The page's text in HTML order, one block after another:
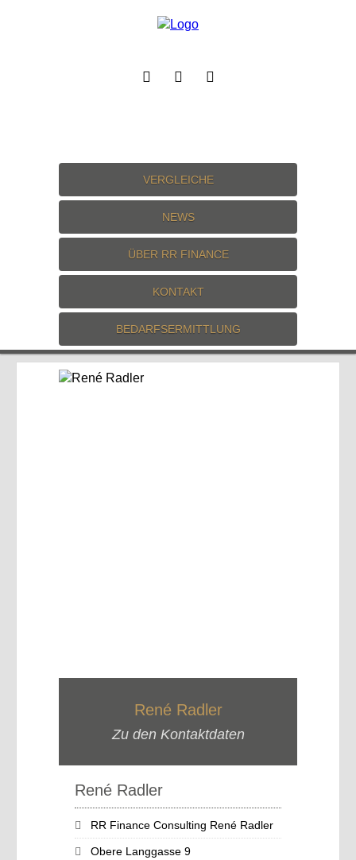
VERGLEICHE
NEWS
ÜBER RR FINANCE
KONTAKT
BEDARFSERMITTLUNG
René Radler
Zu den Kontaktdaten
René Radler
RR Finance Consulting René Radler
Obere Langgasse 9